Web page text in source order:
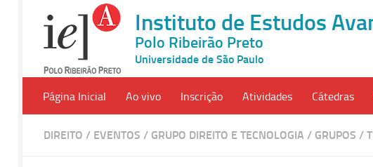
Instituto de Estudos
Polo Ribeirão Preto
Universidade de São Paulo
Página Inicial Ao vivo Inscrição Atividades Cátedras
DIREITO / EVENTOS / GRUPO DIREITO E TECNOLOGIA / GRUPOS /